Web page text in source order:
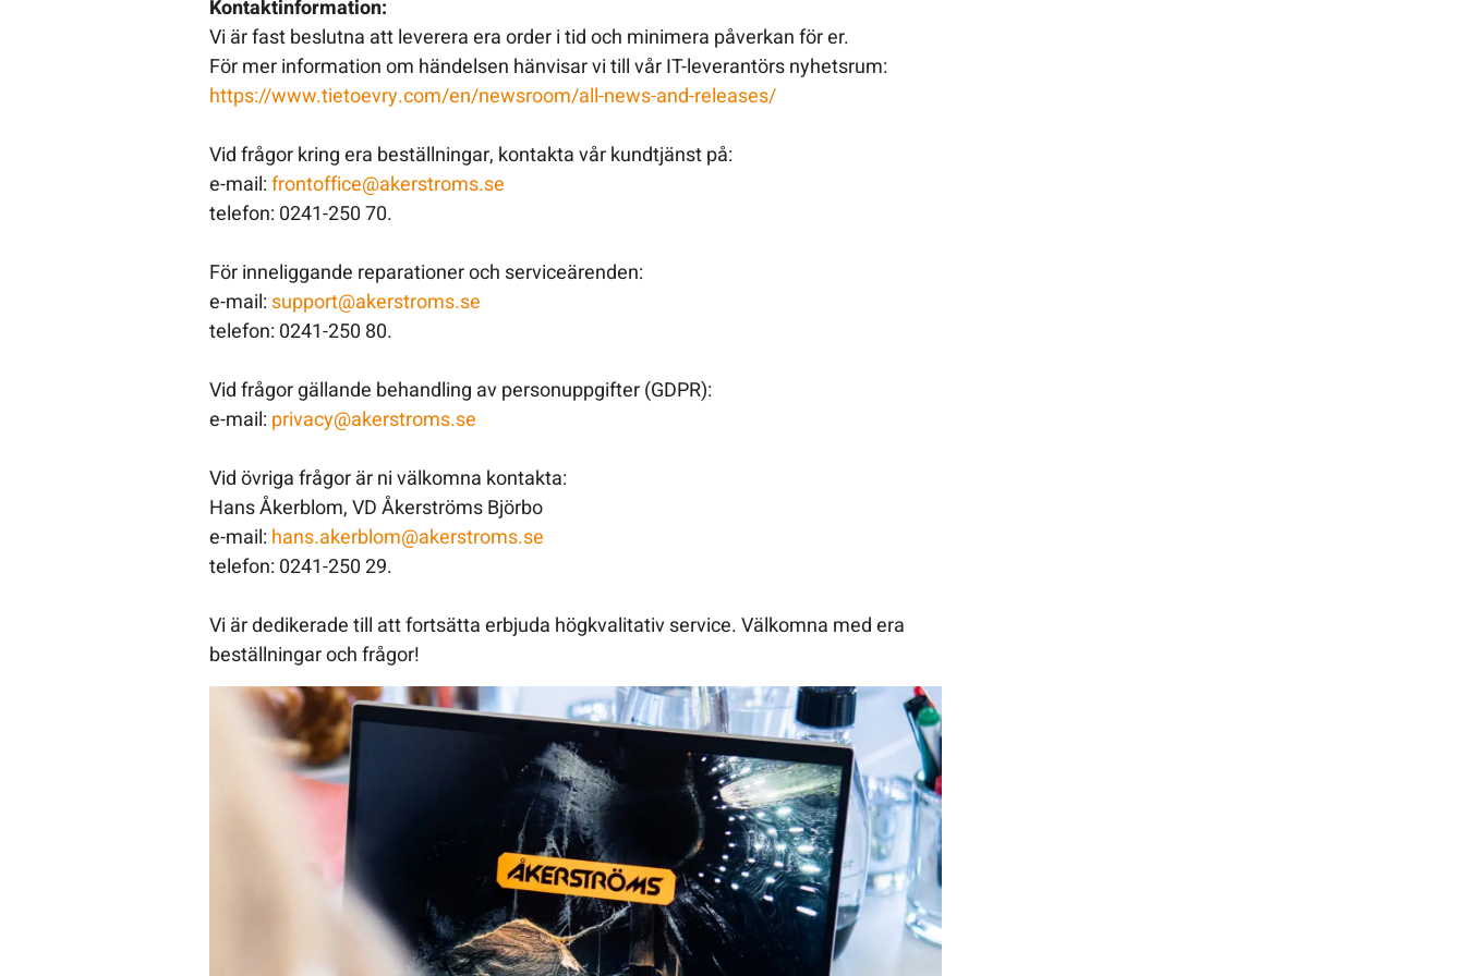
Kontaktinformation:
Vi är fast beslutna att leverera era order i tid och minimera påverkan för er.
För mer information om händelsen hänvisar vi till vår IT-leverantörs nyhetsrum:
https://www.tietoevry.com/en/newsroom/all-news-and-releases/
Vid frågor kring era beställningar, kontakta vår kundtjänst på:
e-mail:frontoffice@akerstroms.se
telefon: 0241-250 70.
För inneliggande reparationer och serviceärenden:
e-mail: support@akerstroms.se
telefon: 0241-250 80.
Vid frågor gällande behandling av personuppgifter (GDPR):
e-mail: privacy@akerstroms.se
Vid övriga frågor är ni välkomna kontakta:
Hans Åkerblom, VD Åkerströms Björbo
e-mail: hans.akerblom@akerstroms.se
telefon: 0241-250 29.
Vi är dedikerade till att fortsätta erbjuda högkvalitativ service. Välkomna med era
beställningar och frågor!